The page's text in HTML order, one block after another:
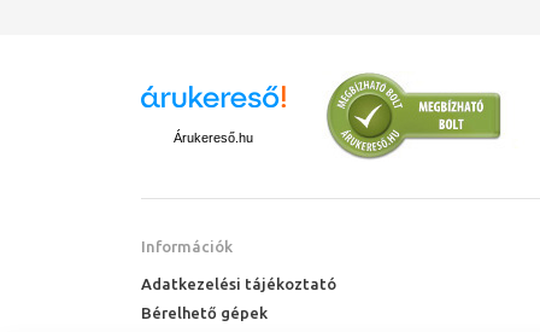
Árukereső.hu
Információk
Adatkezelési tájékoztató
Bérelhető gépek